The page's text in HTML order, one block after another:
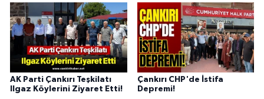
AK Parti Çankırı Teşkilatı
Ilgaz Köylerini Ziyaret Etti!
Çankırı CHP'de İstifa
Depremi!